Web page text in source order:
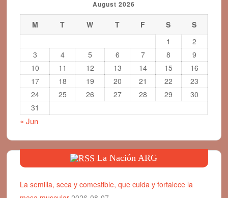
August 2026
M T W T F S
S
1
2
3
4 5 6 7 8
9
10
11 12 13 14 15
16
17
18 19 20 21 22
23
24
25 26 27 28 29
30
31
« Jun
La Nación ARG
La semilla, seca y comestible, que cuida y fortalece la